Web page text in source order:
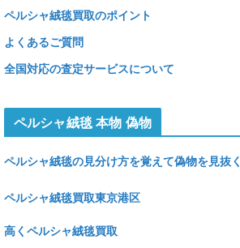
ペルシャ絨毯買取のポイント
よくあるご質問
全国対応の査定サービスについて
ペルシャ絨毯 本物 偽物
ペルシャ絨毯の見分け方を覚えて偽物を見抜く
ペルシャ絨毯買取東京港区
高くペルシャ絨毯買取